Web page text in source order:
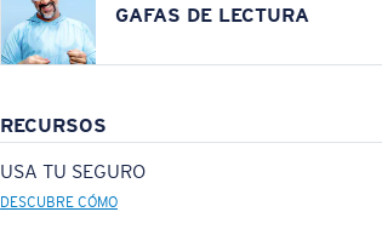
GAFAS DE LECTURA
RECURSOS
USA TU SEGURO
DESCUBRE CÓMO